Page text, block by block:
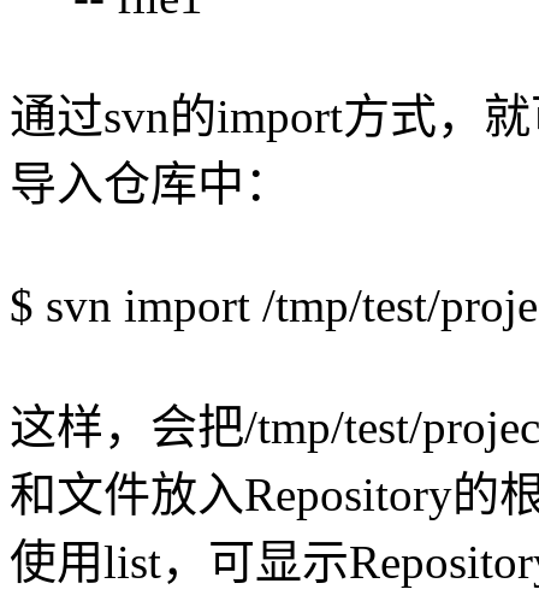
通过svn的import方式，
导入仓库中：
$ svn import /tmp/test/
这样，会把/tmp/test/
和文件放入Repository的
使用list，可显示